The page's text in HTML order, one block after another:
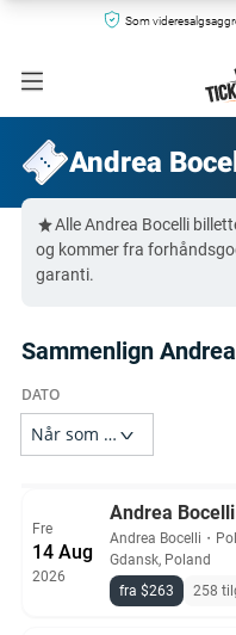
Som
Andrea
Alle Andrea Bocelli
og kommer fra
garanti.
Sammenlign
Fre
14 Aug
2026
Andrea
Andrea Bocelli ・
Gdansk, Poland
fra $263
258